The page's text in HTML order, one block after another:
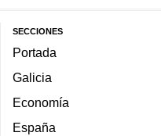
SECCIONES
Portada
Galicia
Economía
España